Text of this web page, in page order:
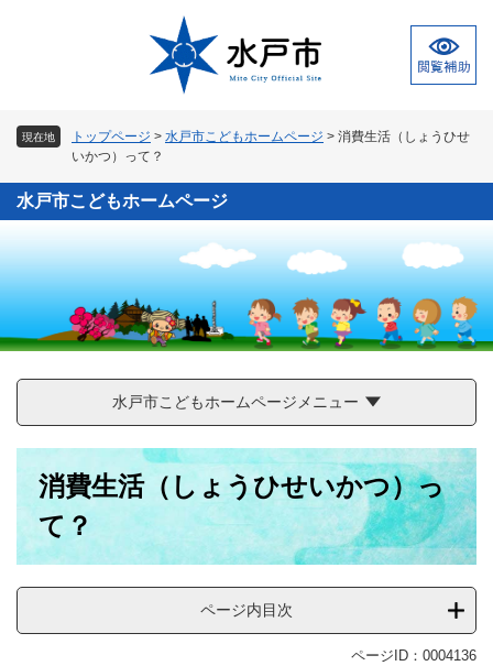
本
へ
現在地 トップページ > 水戸市こどもホームページ > 消費生活（しょうひせ
いかつ）って？
水戸市こどもホームページ
水戸市こどもホームページメニュー
消費生活（しょうひせいかつ）っ
て？
ページ内目次
ページID：0004136